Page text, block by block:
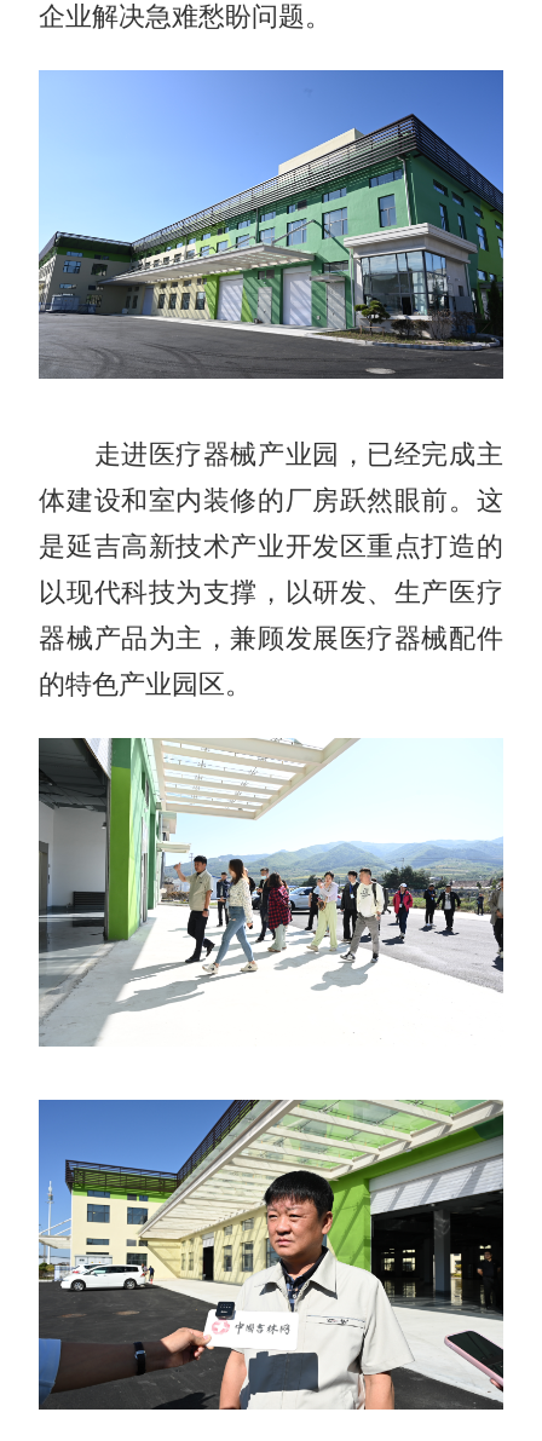
企业解决急难愁盼问题。
走进医疗器械产业园，已经完成主
体建设和室内装修的厂房跃然眼前。这
是延吉高新技术产业开发区重点打造的
以现代科技为支撑，以研发、生产医疗
器械产品为主，兼顾发展医疗器械配件
的特色产业园区。